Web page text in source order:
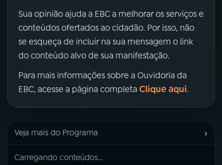
Sua opinião ajuda a EBC a melhorar os serviços e
conteúdos ofertados ao cidadão. Por isso, não
se esqueça de incluir na sua mensagem o link
do conteúdo alvo de sua manifestação.
Para mais informações sobre a Ouvidoria da
EBC, acesse a página completa Clique aqui.
Veja mais do Programa ›
Carregando conteúdos...